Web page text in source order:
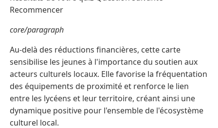
Recommencer
core/paragraph
Au-delà des réductions financières, cette carte
sensibilise les jeunes à l'importance du soutien aux
acteurs culturels locaux. Elle favorise la fréquentation
des équipements de proximité et renforce le lien
entre les lycéens et leur territoire, créant ainsi une
dynamique positive pour l'ensemble de l'écosystème
culturel local.